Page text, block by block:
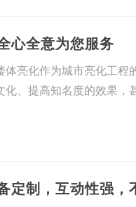
心全意为您服务
亮化作为城市亮化工程
、提高知名度的效果，
定制，互动性强，